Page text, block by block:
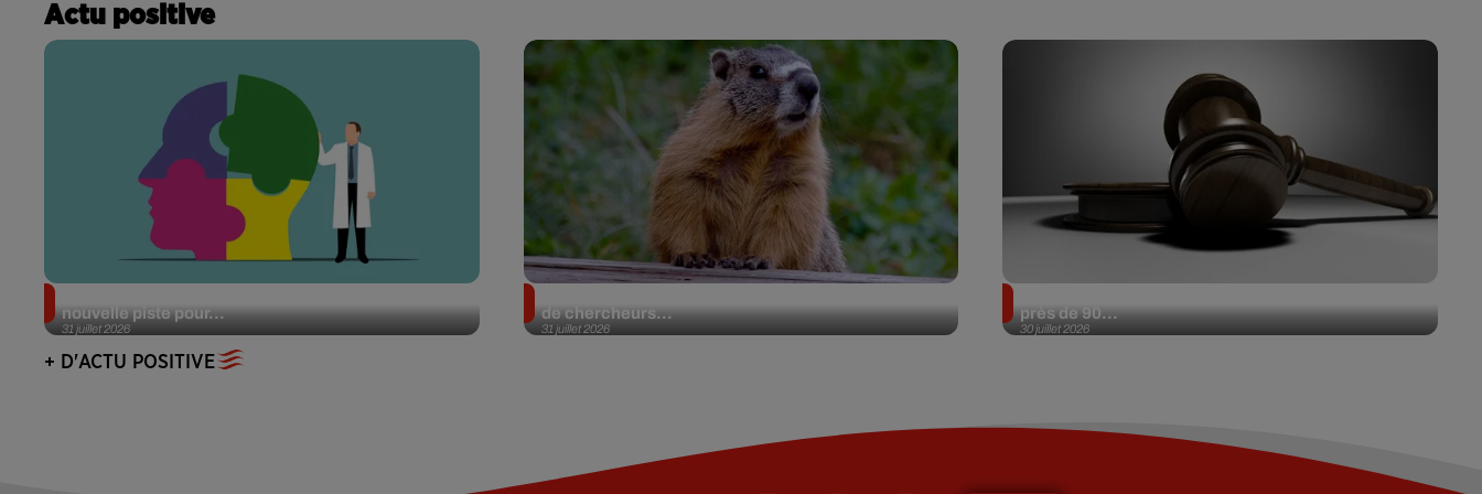
Actu positive
31 juillet 2026
nouvelle piste pour...
31 juillet 2026
de chercheurs...
30 juillet 2026
près de 90...
+ D'ACTU POSITIVE